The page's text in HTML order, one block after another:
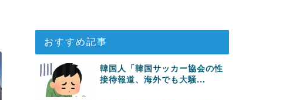
おすすめ記事
韓国人「韓国サッカー協会の性
接待報道、海外でも大騒...